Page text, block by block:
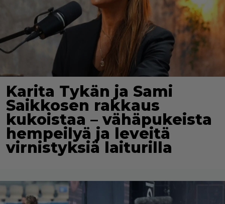
Karita Tykän ja Sami
Saikkosen rakkaus
kukoistaa – vähäpukeista
hempeilyä ja leveitä
virnistyksiä laiturilla